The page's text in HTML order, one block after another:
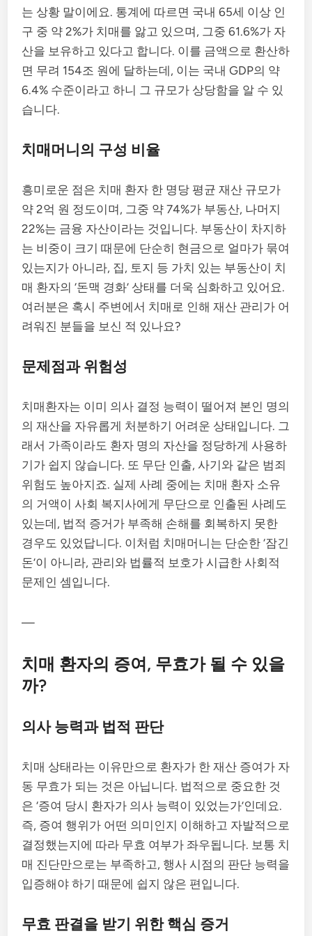
는 상황 말이에요. 통계에 따르면 국내 65세 이상 인
구 중 약 2%가 치매를 앓고 있으며, 그중 61.6%가 자
산을 보유하고 있다고 합니다. 이를 금액으로 환산하
면 무려 154조 원에 달하는데, 이는 국내 GDP의 약
6.4% 수준이라고 하니 그 규모가 상당함을 알 수 있
습니다.
치매머니의 구성 비율
흥미로운 점은 치매 환자 한 명당 평균 재산 규모가
약 2억 원 정도이며, 그중 약 74%가 부동산, 나머지
22%는 금융 자산이라는 것입니다. 부동산이 차지하
는 비중이 크기 때문에 단순히 현금으로 얼마가 묶여
있는지가 아니라, 집, 토지 등 가치 있는 부동산이 치
매 환자의 ‘돈맥 경화’ 상태를 더욱 심화하고 있어요.
여러분은 혹시 주변에서 치매로 인해 재산 관리가 어
려워진 분들을 보신 적 있나요?
문제점과 위험성
치매환자는 이미 의사 결정 능력이 떨어져 본인 명의
의 재산을 자유롭게 처분하기 어려운 상태입니다. 그
래서 가족이라도 환자 명의 자산을 정당하게 사용하
기가 쉽지 않습니다. 또 무단 인출, 사기와 같은 범죄
위험도 높아지죠. 실제 사례 중에는 치매 환자 소유
의 거액이 사회 복지사에게 무단으로 인출된 사례도
있는데, 법적 증거가 부족해 손해를 회복하지 못한
경우도 있었답니다. 이처럼 치매머니는 단순한 ‘잠긴
돈’이 아니라, 관리와 법률적 보호가 시급한 사회적
문제인 셈입니다.
—
치매 환자의 증여, 무효가 될 수 있을
까?
의사 능력과 법적 판단
치매 상태라는 이유만으로 환자가 한 재산 증여가 자
동 무효가 되는 것은 아닙니다. 법적으로 중요한 것
은 ‘증여 당시 환자가 의사 능력이 있었는가’인데요.
즉, 증여 행위가 어떤 의미인지 이해하고 자발적으로
결정했는지에 따라 무효 여부가 좌우됩니다. 보통 치
매 진단만으로는 부족하고, 행사 시점의 판단 능력을
입증해야 하기 때문에 쉽지 않은 편입니다.
무효 판결을 받기 위한 핵심 증거